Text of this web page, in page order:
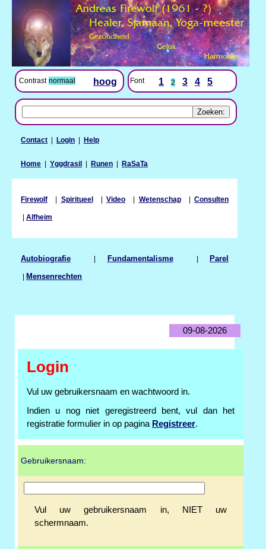
Contrast normaal hoog Font 1 2 3 4 5
Contact | Login | Help
Home | Yggdrasil | Runen | RaSaTa
Firewolf | Spiritueel| Video | Wetenschap| Consulten
| Alfheim
Autobiografie | Fundamentalisme| Parel
| Mensenrechten
09-08-2026
Login
Vul uw gebruikersnaam en wachtwoord in.
Indien u nog niet geregistreerd bent, vul dan het
registratie formulier in op pagina Registreer.
Gebruikersnaam:
Vul uw gebruikersnaam in, NIET uw
schermnaam.